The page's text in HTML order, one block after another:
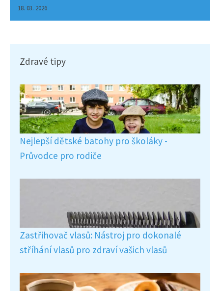
18. 03. 2026
Zdravé tipy
Nejlepší dětské batohy pro školáky -
Průvodce pro rodiče
Zastřihovač vlasů: Nástroj pro dokonalé
stříhání vlasů pro zdraví vašich vlasů